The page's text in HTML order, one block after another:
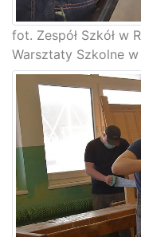
fot. Zespół Szkół w
Warsztaty Szkolne w